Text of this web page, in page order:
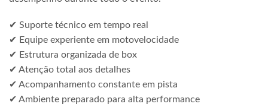
✔ Suporte técnico em tempo real
✔ Equipe experiente em motovelocidade
✔ Estrutura organizada de box
✔ Atenção total aos detalhes
✔ Acompanhamento constante em pista
✔ Ambiente preparado para alta performance